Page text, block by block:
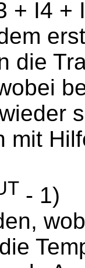
+ I4 +
die
mit
- 1)